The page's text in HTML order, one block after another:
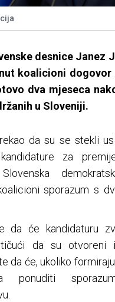
desnice Janez
koalicioni dogovor
dva mjeseca
u Sloveniji.
da su se stekli
za
sporazum s
da će kandidaturu
da su otvoreni
da će, ukoliko
ponuditi